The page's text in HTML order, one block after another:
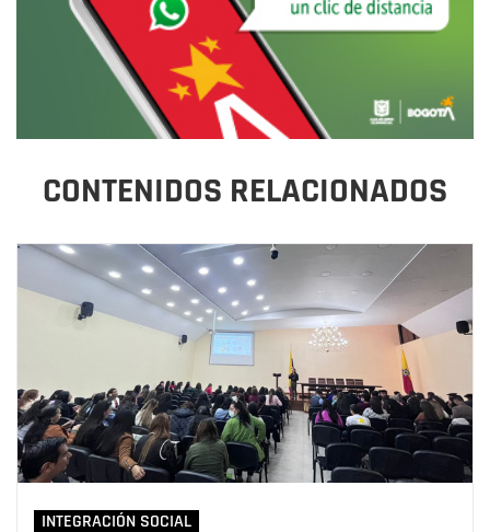
CONTENIDOS RELACIONADOS
INTEGRACIÓN SOCIAL